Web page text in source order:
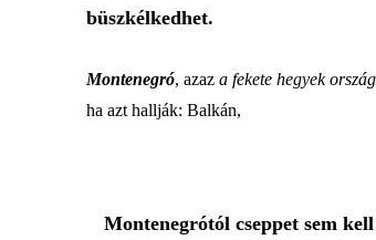
büszkélkedhet.
Montenegró, azaz a fekete hegyek
ha azt hallják: Balkán,
Montenegrótól cseppet sem